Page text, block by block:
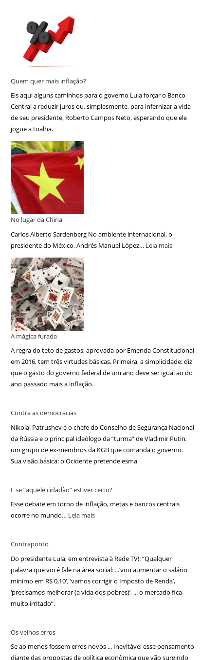
Quem quer mais inflação?
Eis aqui alguns caminhos para o governo Lula forçar o Banco
Central a reduzir juros ou, simplesmente, para infernizar a vida
de seu presidente, Roberto Campos Neto, esperando que ele
jogue a toalha.
No lugar da China
Carlos Alberto Sardenberg No ambiente internacional, o
presidente do México, Andrés Manuel López… Leia mais
A mágica furada
A regra do teto de gastos, aprovada por Emenda Constitucional
em 2016, tem três virtudes básicas. Primeira, a simplicidade: diz
que o gasto do governo federal de um ano deve ser igual ao do
ano passado mais a inflação.
Contra as democracias
Nikolai Patrushev é o chefe do Conselho de Segurança Nacional
da Rússia e o principal ideólogo da “turma” de Vladimir Putin,
um grupo de ex-membros da KGB que comanda o governo.
Sua visão básica: o Ocidente pretende esma
E se “aquele cidadão” estiver certo?
Esse debate em torno de inflação, metas e bancos centrais
ocorre no mundo… Leia mais
Contraponto
Do presidente Lula, em entrevista à Rede TV!: “Qualquer
palavra que você fale na área social: ...‘vou aumentar o salário
mínimo em R$ 0,10′, ‘vamos corrigir o Imposto de Renda’,
‘precisamos melhorar (a vida dos pobres)’, ... o mercado fica
muito irritado”.
Os velhos erros
Se ao menos fossem erros novos ... Inevitável esse pensamento
diante das propostas de política econômica que vão surgindo